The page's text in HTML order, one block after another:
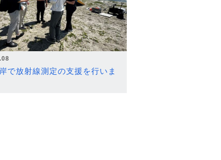
で放射線測定の支援を行いま